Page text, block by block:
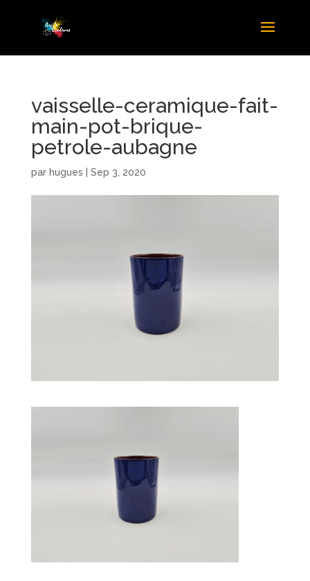
vaisselle-ceramique-fait-
main-pot-brique-
petrole-aubagne
par hugues Sep 3, 2020